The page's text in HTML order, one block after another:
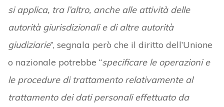
si applica, tra l’altro, anche alle attività delle
autorità giurisdizionali e di altre autorità
giudiziarie”, segnala però che il diritto dell’Unione
o nazionale potrebbe “specificare le operazioni e
le procedure di trattamento relativamente al
trattamento dei dati personali effettuato da